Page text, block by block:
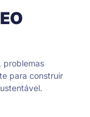
problemas
para construir